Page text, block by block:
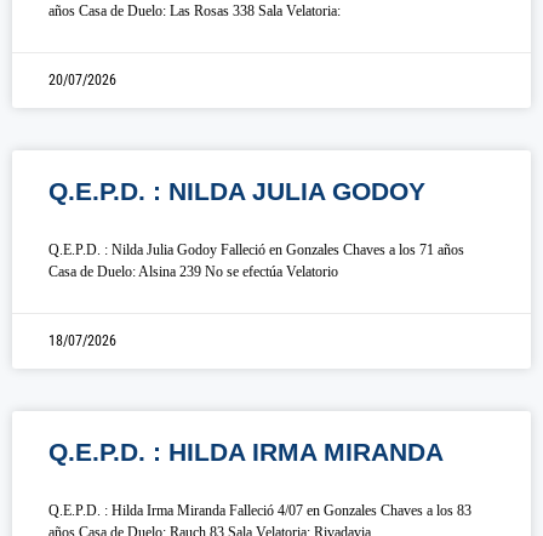
años Casa de Duelo: Las Rosas 338 Sala Velatoria:
20/07/2026
Q.E.P.D. : NILDA JULIA GODOY
Q.E.P.D. : Nilda Julia Godoy Falleció en Gonzales Chaves a los 71 años
Casa de Duelo: Alsina 239 No se efectúa Velatorio
18/07/2026
Q.E.P.D. : HILDA IRMA MIRANDA
Q.E.P.D. : Hilda Irma Miranda Falleció 4/07 en Gonzales Chaves a los 83
años Casa de Duelo: Rauch 83 Sala Velatoria: Rivadavia